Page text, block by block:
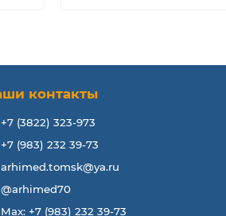
контакты
+7 (3822) 323-973
+7 (983) 232 39-73
arhimed.tomsk@ya.ru
@arhimed70
Max: +7 (983) 232 39-73